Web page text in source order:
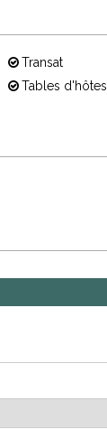
Transat
Tables d'hôtes